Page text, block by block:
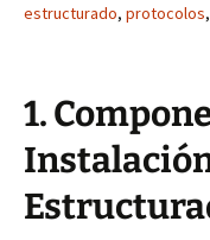
estructurado, protocolos,
1.